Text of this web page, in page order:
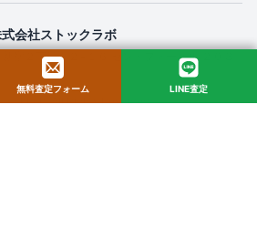
会社ストックラボ
宿２丁目１２−１６ セントフォービル ２０３
All Rights Reserved.
無料査定フォーム LINE査定